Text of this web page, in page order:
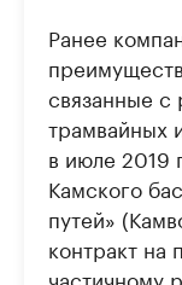
Ранее
связанные с
трамвайных
в июле 2019
Камского
путей»
контракт на
частичному